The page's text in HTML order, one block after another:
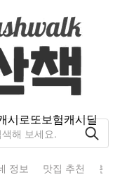
시로또보험캐시딜
정보 맛집 추천 분